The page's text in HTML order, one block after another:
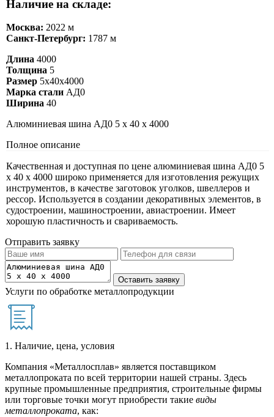
Наличие на складе:
Москва: 2022 м
Санкт-Петербург: 1787 м
Длина 4000
Толщина 5
Размер 5х40х4000
Марка стали АД0
Ширина 40
Алюминиевая шина АД0 5 х 40 х 4000
Полное описание
Качественная и доступная по цене алюминиевая шина АД0 5
х 40 х 4000 широко применяется для изготовления режущих
инструментов, в качестве заготовок уголков, швеллеров и
рессор. Используется в создании декоративных элементов, в
судостроении, машиностроении, авиастроении. Имеет
хорошую пластичность и свариваемость.
Отправить заявку
Услуги по обработке металлопродукции
1. Наличие, цена, условия
Компания «Металлосплав» является поставщиком
металлопроката по всей территории нашей страны. Здесь
крупные промышленные предприятия, строительные фирмы
или торговые точки могут приобрести такие виды
металлопроката, как: